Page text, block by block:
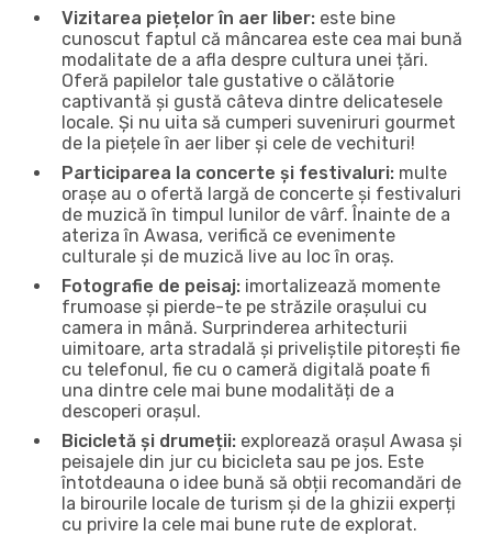
Vizitarea piețelor în aer liber: este bine
cunoscut faptul că mâncarea este cea mai bună
modalitate de a afla despre cultura unei țări.
Oferă papilelor tale gustative o călătorie
captivantă și gustă câteva dintre delicatesele
locale. Și nu uita să cumperi suveniruri gourmet
de la piețele în aer liber și cele de vechituri!
Participarea la concerte și festivaluri: multe
orașe au o ofertă largă de concerte și festivaluri
de muzică în timpul lunilor de vârf. Înainte de a
ateriza în Awasa, verifică ce evenimente
culturale și de muzică live au loc în oraș.
Fotografie de peisaj: imortalizează momente
frumoase și pierde-te pe străzile orașului cu
camera in mână. Surprinderea arhitecturii
uimitoare, arta stradală și priveliștile pitorești fie
cu telefonul, fie cu o cameră digitală poate fi
una dintre cele mai bune modalități de a
descoperi orașul.
Bicicletă și drumeții: explorează orașul Awasa și
peisajele din jur cu bicicleta sau pe jos. Este
întotdeauna o idee bună să obții recomandări de
la birourile locale de turism și de la ghizii experți
cu privire la cele mai bune rute de explorat.